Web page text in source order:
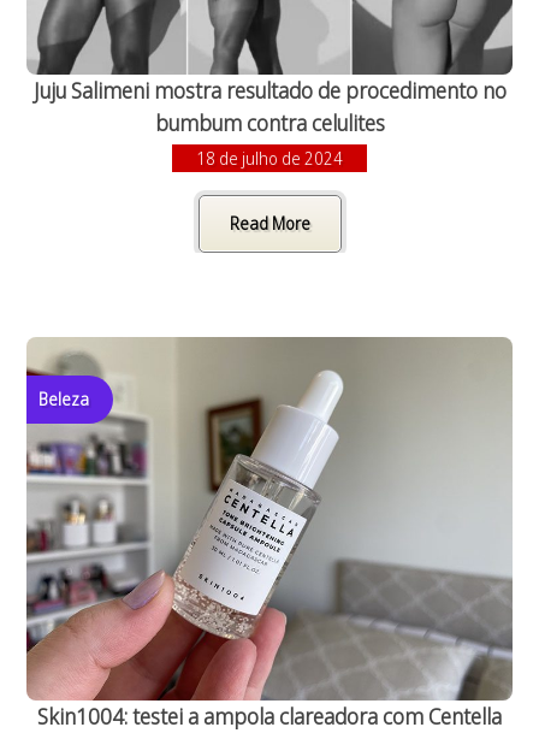
Juju Salimeni mostra resultado de procedimento no
bumbum contra celulites
18 de julho de 2024
Read More
Beleza
Skin1004: testei a ampola clareadora com Centella